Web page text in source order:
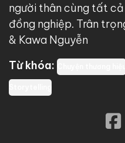
người thân cùng tất
đồng nghiệp. Trân
& Kawa Nguyễn
Từ khóa: